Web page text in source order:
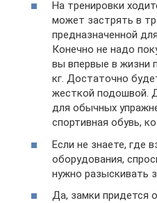
На тренировки
может застрять в
предназначенной
Конечно не надо
вы впервые в жизни
кг. Достаточно
жесткой подошвой.
для обычных
спортивная обувь,
Если не знаете, где
оборудования,
нужно разыскивать
Да, замки придется